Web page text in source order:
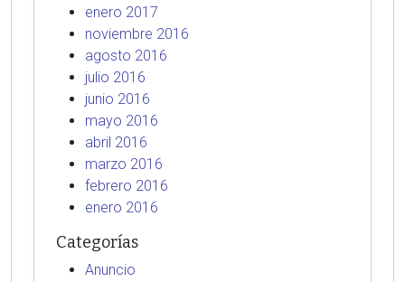
enero 2017
noviembre 2016
agosto 2016
julio 2016
junio 2016
mayo 2016
abril 2016
marzo 2016
febrero 2016
enero 2016
Categorías
Anuncio